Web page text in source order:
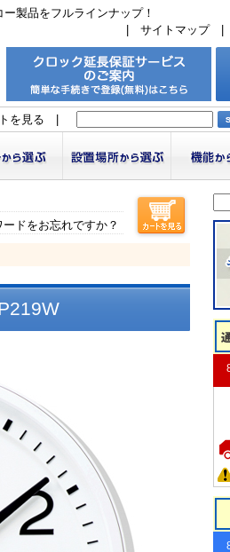
製品をフルラインナップ！
サイトマップ|
を見る
ードをお忘れですか？